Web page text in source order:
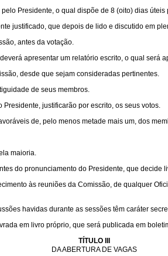
Presidente, o qual dispõe de 8 (oito) dias
justificado, que depois de lido e discutido em
antes da votação.
apresentar um relatório escrito, o qual será
desde que sejam consideradas pertinentes.
de seus membros.
justificarão por escrito, os seus votos.
de, pelo menos metade mais um, dos
maioria.
do pronunciamento do Presidente, que decide
às reuniões da Comissão, de qualquer
havidas durante as sessões têm caráter
em livro próprio, que será publicada em
TÍTULO III
DA ABERTURA DE VAGAS